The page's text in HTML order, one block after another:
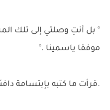
° بل أنتِ وصلتي إلى تلك
موفقا ياسمينا .°
.قرأت ما كتبه بإبتسامة